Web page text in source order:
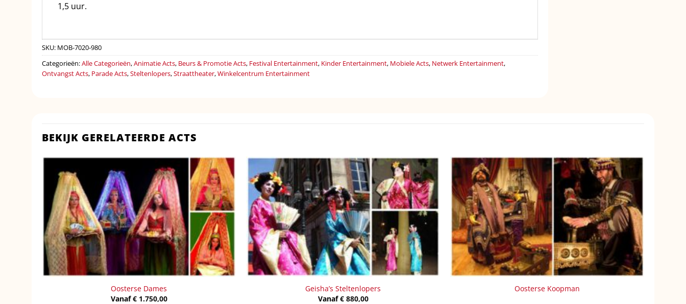
1,5 uur.
SKU: MOB-7020-980
Categorieën:Alle Categorieën,Animatie Acts, Beurs & Promotie Acts, Festival Entertainment, Kinder Entertainment, Mobiele Acts, Netwerk Entertainment,
Ontvangst Acts, Parade Acts,Steltenlopers,Straattheater,Winkelcentrum Entertainment
BEKIJK GERELATEERDE ACTS
Oosterse Dames
Vanaf€1.750,00
Geisha’s Steltenlopers
Vanaf€880,00
Oosterse Koopman